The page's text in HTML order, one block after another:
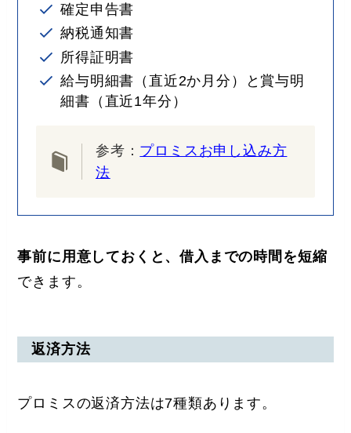
確定申告書
納税通知書
所得証明書
給与明細書（直近2か月分）と賞与明
細書（直近1年分）
参考： プロミスお申し込み方
法
事前に用意しておくと、借入までの時間を短縮
できます。
返済方法
プロミスの返済方法は7種類あります。